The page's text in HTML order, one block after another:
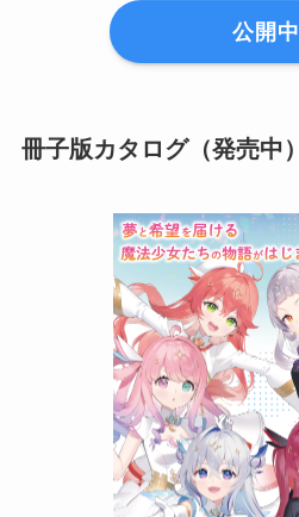
公開中
冊子版カタログ（発売中）